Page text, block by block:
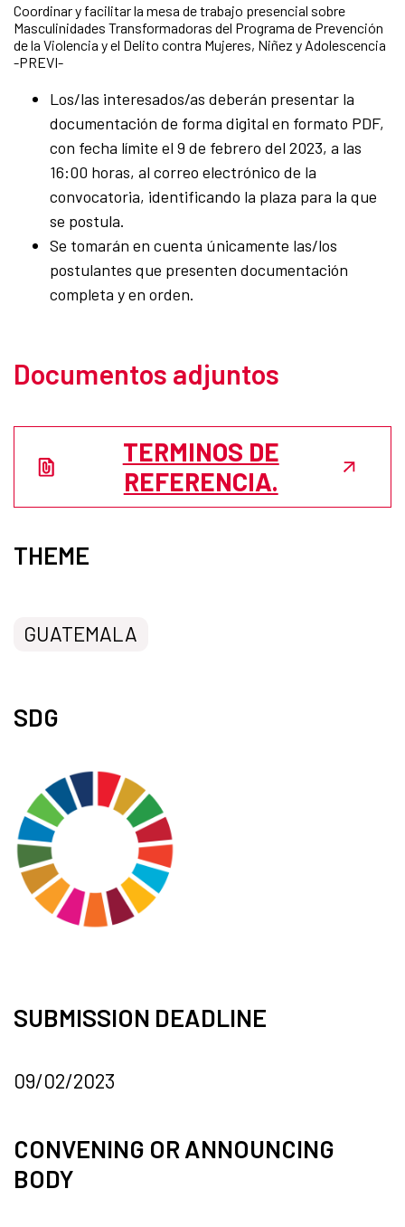
Coordinar y facilitar la mesa de trabajo presencial sobre
Masculinidades Transformadoras del Programa de Prevención
de la Violencia y el Delito contra Mujeres, Niñez y Adolescencia
-PREVI-
Los/las interesados/as deberán presentar la
documentación de forma digital en formato PDF,
con fecha límite el 9 de febrero del 2023, a las
16:00 horas, al correo electrónico de la
convocatoria, identificando la plaza para la que
se postula.
Se tomarán en cuenta únicamente las/los
postulantes que presenten documentación
completa y en orden.
Documentos adjuntos
TERMINOS DE
REFERENCIA.
THEME
GUATEMALA
SDG
SUBMISSION DEADLINE
09/02/2023
CONVENING OR ANNOUNCING
BODY